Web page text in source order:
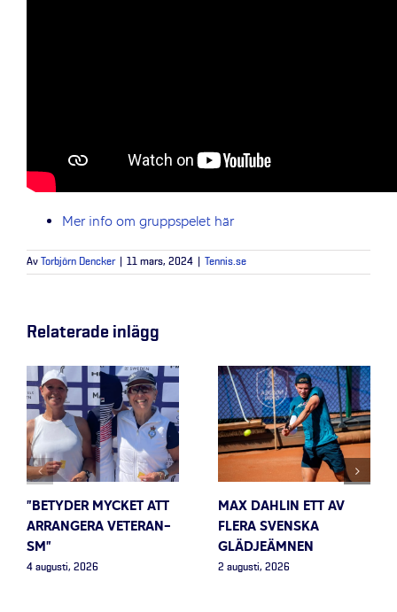
Mer info om gruppspelet här
Av Torbjörn Dencker 11 mars, 2024 Tennis.se
Relaterade inlägg
”BETYDER MYCKET ATT
ARRANGERA VETERAN-
SM”
4 augusti, 2026
MAX DAHLIN ETT AV
FLERA SVENSKA
GLÄDJEÄMNEN
2 augusti, 2026